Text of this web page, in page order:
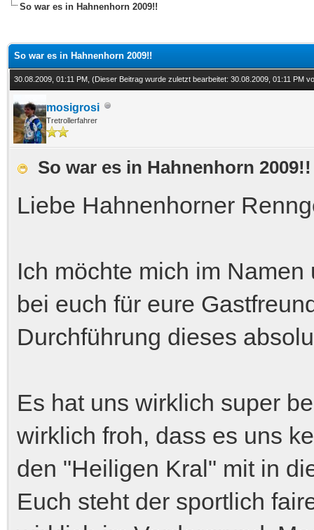
So war es in Hahnenhorn 2009!!
So war es in Hahnenhorn 2009!!
30.08.2009, 01:11 PM, (Dieser Beitrag wurde zuletzt bearbeitet: 30.08.2009, 01:11 PM
mosigrosi
Tretrollerfahrer
So war es in Hahnenhorn 2009!!
Liebe Hahnenhorner
Ich möchte mich im
bei euch für eure
Durchführung dieses
Es hat uns wirklich super
wirklich froh, dass es uns
den "Heiligen Kral" mit in
Euch steht der sportlich